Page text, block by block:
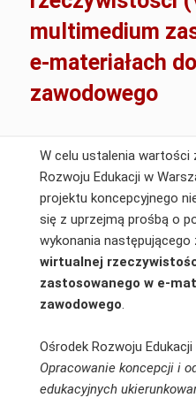
multimedium
e-materiałach
zawodowego
W celu ustalenia wartości
Rozwoju Edukacji w
projektu koncepcyjnego
się z uprzejmą prośbą o
wykonania następującego
wirtualnej
zastosowanego w e-
zawodowego.
Ośrodek Rozwoju
Opracowanie koncepcji i
edukacyjnych